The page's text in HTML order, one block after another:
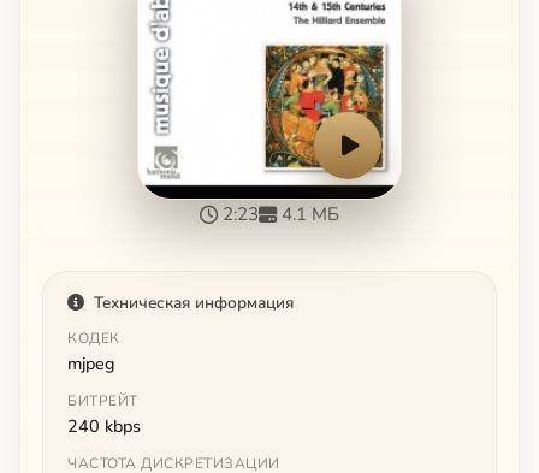
2:23 4.1 МБ
Техническая информация
КОДЕК
mjpeg
БИТРЕЙТ
240 kbps
ЧАСТОТА ДИСКРЕТИЗАЦИИ